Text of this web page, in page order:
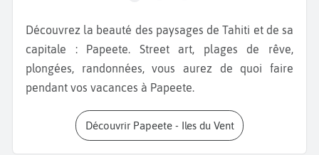
Découvrez la beauté des paysages de Tahiti et de sa
capitale : Papeete. Street art, plages de rêve,
plongées, randonnées, vous aurez de quoi faire
pendant vos vacances à Papeete.
Découvrir Papeete - Iles du Vent